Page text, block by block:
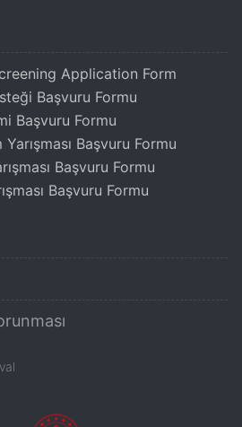
Application Form
Başvuru Formu
Başvuru Formu
Başvuru Formu
Başvuru Formu
Başvuru Formu